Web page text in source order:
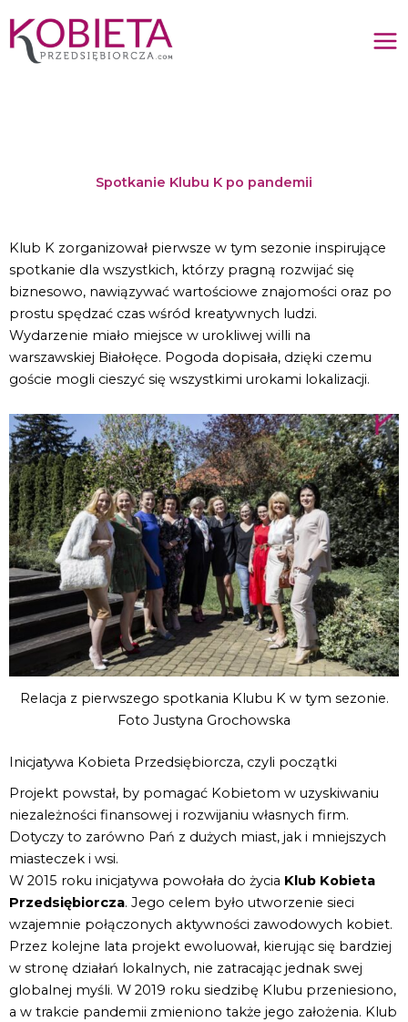
do
treści
Spotkanie Klubu K po pandemii
Klub K zorganizował pierwsze w tym sezonie inspirujące
spotkanie dla wszystkich, którzy pragną rozwijać się
biznesowo, nawiązywać wartościowe znajomości oraz po
prostu spędzać czas wśród kreatywnych ludzi.
Wydarzenie miało miejsce w urokliwej willi na
warszawskiej Białołęce. Pogoda dopisała, dzięki czemu
goście mogli cieszyć się wszystkimi urokami lokalizacji.
Relacja z pierwszego spotkania Klubu K w tym sezonie.
Foto Justyna Grochowska
Inicjatywa Kobieta Przedsiębiorcza, czyli początki
Projekt powstał, by pomagać Kobietom w uzyskiwaniu
niezależności finansowej i rozwijaniu własnych firm.
Dotyczy to zarówno Pań z dużych miast, jak i mniejszych
miasteczek i wsi.
W 2015 roku inicjatywa powołała do życia Klub Kobieta
Przedsiębiorcza. Jego celem było utworzenie sieci
wzajemnie połączonych aktywności zawodowych kobiet.
Przez kolejne lata projekt ewoluował, kierując się bardziej
w stronę działań lokalnych, nie zatracając jednak swej
globalnej myśli. W 2019 roku siedzibę Klubu przeniesiono,
a w trakcie pandemii zmieniono także jego założenia. Klub